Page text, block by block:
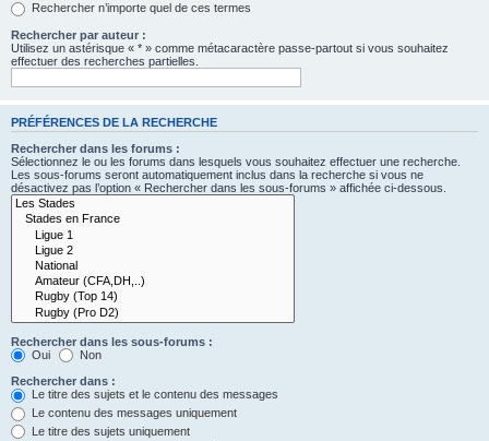
Rechercher n’importe quel de ces termes
Rechercher par auteur :
Utilisez un astérisque « * » comme métacaractère passe-partout si vous souhaitez
effectuer des recherches partielles.
PRÉFÉRENCES DE LA RECHERCHE
Rechercher dans les forums :
Sélectionnez le ou les forums dans lesquels vous souhaitez effectuer une recherche.
Les sous-forums seront automatiquement inclus dans la recherche si vous ne
désactivez pas l’option « Rechercher dans les sous-forums » affichée ci-dessous.
Rechercher dans les sous-forums :
Oui
Non
Rechercher dans :
Le titre des sujets et le contenu des messages
Le contenu des messages uniquement
Le titre des sujets uniquement